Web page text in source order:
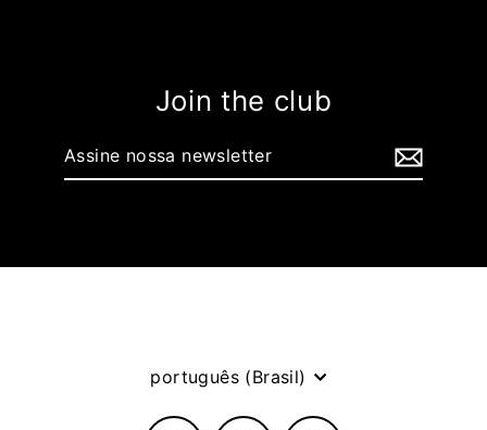
Join the club
nossa
Idioma
português (Brasil)